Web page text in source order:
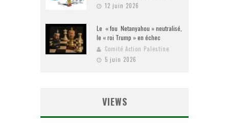
12 juin 2026
Le « fou Netanyahou » neutralisé,
le « roi Trump » en échec
Comité Action Palestine
5 juin 2026
VIEWS